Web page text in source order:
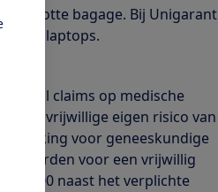
tenslotte bagage. Bij Unigarant
en laptops.
claims op medische
én vrijwillige eigen risico van
dekking voor geneeskundige
voor een vrijwillig
€500 naast het verplichte